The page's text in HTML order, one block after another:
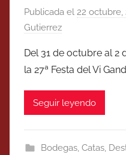
Publicada el 22 octubre,
Gutierrez
Del 31 de octubre al 2
la 27ª Festa del Vi
Seguir leyendo
Bodegas, Catas,